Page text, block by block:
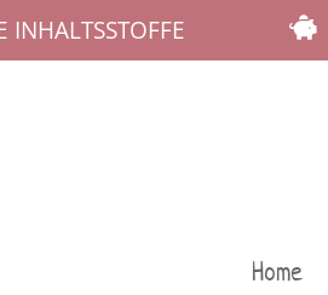
INHALTSSTOFFE 
Home